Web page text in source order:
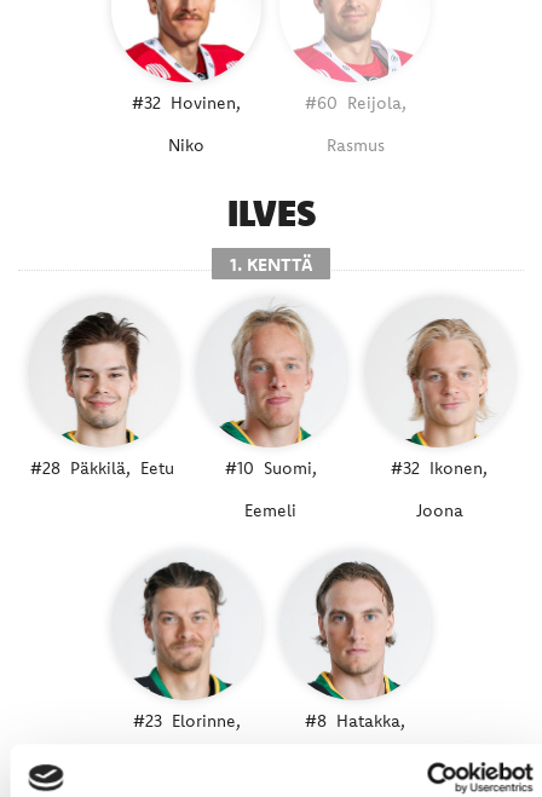
#32 Hovinen,
Niko
#60 Reijola,
Rasmus
ILVES
1. KENTTÄ
#28 Päkkilä, Eetu #10 Suomi,
Eemeli
#32 Ikonen,
Joona
#23 Elorinne,
#8 Hatakka,